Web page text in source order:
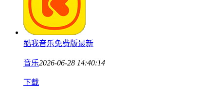
酷我音乐免费版最新
音乐2026-06-28 14:40:14
下载